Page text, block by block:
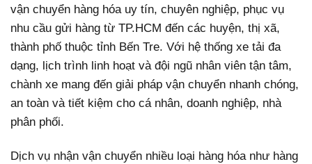
vận chuyển hàng hóa uy tín, chuyên nghiệp, phục vụ
nhu cầu gửi hàng từ TP.HCM đến các huyện, thị xã,
thành phố thuộc tỉnh Bến Tre. Với hệ thống xe tải đa
dạng, lịch trình linh hoạt và đội ngũ nhân viên tận tâm,
chành xe mang đến giải pháp vận chuyển nhanh chóng,
an toàn và tiết kiệm cho cá nhân, doanh nghiệp, nhà
phân phối.
Dịch vụ nhận vận chuyển nhiều loại hàng hóa như hàng